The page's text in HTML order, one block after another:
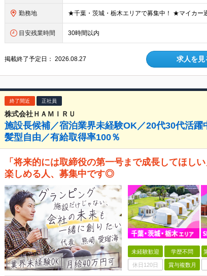
勤務地
目安残業時間 30時間以内
掲載終了予定日：2026.08.27 求人を見
終了間近 正社員
株式会社ＨＡＭＩＲＵ
施設長候補／宿泊業界未経験OK／20代30代活躍
髪型自由／有給取得率100％
「将来的には取締役の第一号まで成長してほし
楽しめる人、募集中です◎
未経験歓迎 学歴不問
休日120日 賞与複数月